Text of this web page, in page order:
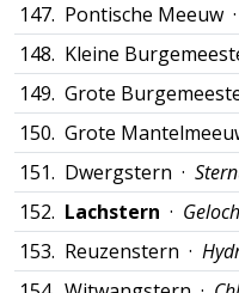
147. Pontische Meeuw ·
148. Kleine
149. Grote
150. Grote
151. Dwergstern ·
152. Lachstern ·
153. Reuzenstern ·